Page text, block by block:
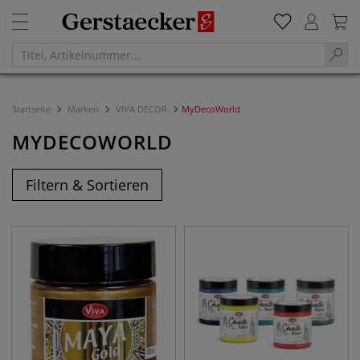
Startseite Marken VIVA DECOR MyDecoWorld
MYDECOWORLD
Filtern & Sortieren